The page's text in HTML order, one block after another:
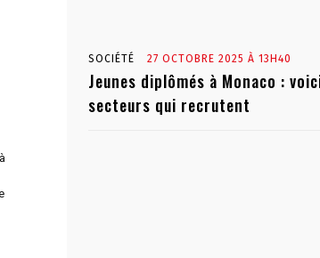
SOCIÉTÉ 27 OCTOBRE 2025 À 13H40
Jeunes diplômés à Monaco :
secteurs qui recrutent